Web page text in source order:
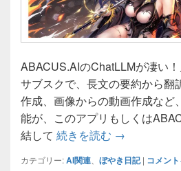
ABACUS.AIのChatLLMが凄い
サブスクで、長文の要約から翻
作成、画像からの動画作成など
能が、このアプリもしくは
結して 続きを読む 脅威のワン
→
カテゴリー:AI関連 ぼやき日記 | コメン